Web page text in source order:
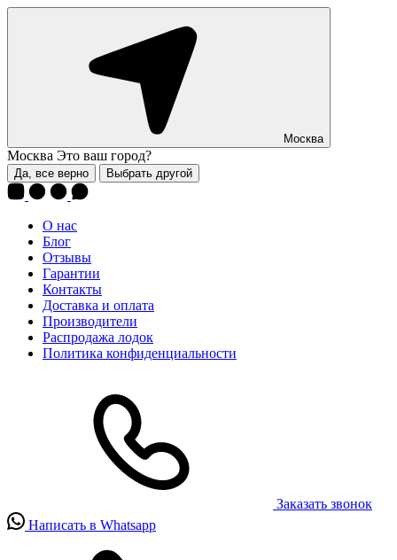
Москва
Москва Это ваш город?
Да, все верно Выбрать другой
О нас
Блог
Отзывы
Гарантии
Контакты
Доставка и оплата
Производители
Распродажа лодок
Политика конфиденциальности
Заказать звонок
Написать в Whatsapp